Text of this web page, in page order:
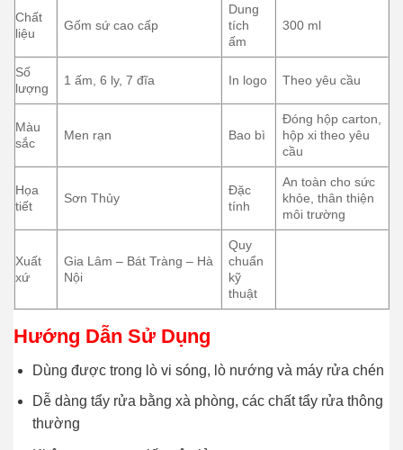
Chất
liệu
Gốm sứ cao cấp
Dung
tích
ấm
300 ml
Số
lượng
1 ấm, 6 ly, 7 đĩa In logo Theo yêu cầu
Màu
sắc
Men rạn Bao bì
Đóng hộp carton,
hộp xi theo yêu
cầu
Họa
tiết
Sơn Thủy
Đặc
tính
An toàn cho sức
khỏe, thân thiện
môi trường
Xuất
xứ
Gia Lâm – Bát Tràng – Hà
Nội
Quy
chuẩn
kỹ
thuật
Hướng Dẫn Sử Dụng
Dùng được trong lò vi sóng, lò nướng và máy rửa chén
Dễ dàng tẩy rửa bằng xà phòng, các chất tẩy rửa thông
thường